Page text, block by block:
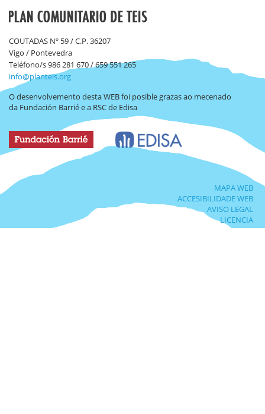
COUTADAS Nº 59 / C.P. 36207
Vigo / Pontevedra
Teléfono/s 986 281 670 / 659 551 265
info@planteis.org
O desenvolvemento desta WEB foi posible grazas ao mecenado
da Fundación Barrié e a RSC de Edisa
MAPA WEB
ACCESIBILIDADE WEB
AVISO LEGAL
LICENCIA